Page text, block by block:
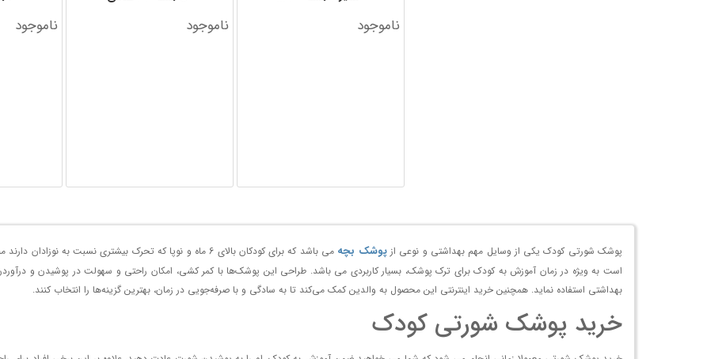
ناموجود ناموجود ناموجود
پوشک شورتی کودک یکی از وسایل مهم بهداشتی و نوعی ازپوشک بچه
می باشد که برای کودکان بالای 6 ماه و نوپا که تحرک بیشتری
است به ویژه در زمان آموزش به کودک برای ترک پوشک، بسیار کاربردی می باشد. طراحی این پوشک‌ها با کمر کشی، امکان راحتی و سهولت در پوشیدن و
بهداشتی استفاده نماید. همچنین خرید اینترنتی این محصول به والدین کمک می‌کند تا به سادگی و با صرفه‌جویی در زمان، بهترین گزینه‌ها را انتخاب کنند.
خرید پوشک شورتی کودک